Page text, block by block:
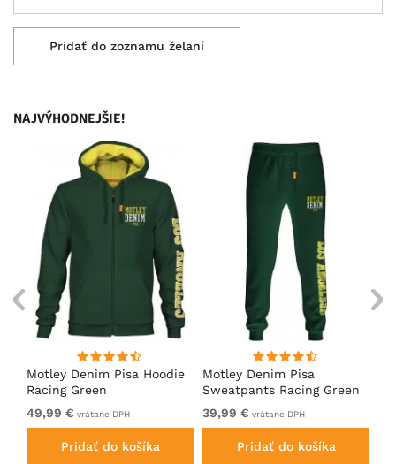
Pridať do zoznamu želaní
NAJVÝHODNEJŠIE!
Motley Denim Pisa Hoodie
Racing Green
49,99 € vrátane DPH
Pridať do košíka
Motley Denim Pisa
Sweatpants Racing Green
39,99 € vrátane DPH
Pridať do košíka